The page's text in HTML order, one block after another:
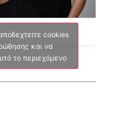
cookies
και να
το περιεχόμενο